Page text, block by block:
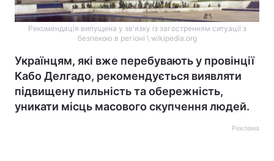
Рекомендація випущена у зв'язку із загостренням ситуації з
безпекою в регіоні \ wikipedia.org
Українцям, які вже перебувають у провінції
Кабо Делгадо, рекомендується виявляти
підвищену пильність та обережність,
уникати місць масового скупчення людей.
Реклама